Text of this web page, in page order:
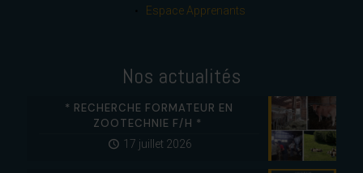
Espace Apprenants
Nos actualités
* RECHERCHE FORMATEUR EN
ZOOTECHNIE F/H *
17 juillet 2026